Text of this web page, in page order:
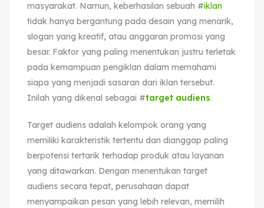
masyarakat. Namun, keberhasilan sebuah #iklan
tidak hanya bergantung pada desain yang menarik,
slogan yang kreatif, atau anggaran promosi yang
besar. Faktor yang paling menentukan justru terletak
pada kemampuan pengiklan dalam memahami
siapa yang menjadi sasaran dari iklan tersebut.
Inilah yang dikenal sebagai #target audiens.
Target audiens adalah kelompok orang yang
memiliki karakteristik tertentu dan dianggap paling
berpotensi tertarik terhadap produk atau layanan
yang ditawarkan. Dengan menentukan target
audiens secara tepat, perusahaan dapat
menyampaikan pesan yang lebih relevan, memilih